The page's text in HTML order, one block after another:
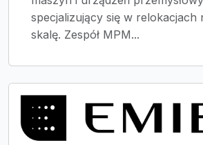
specjalizujący się w relokacjach
skalę. Zespół MPM...